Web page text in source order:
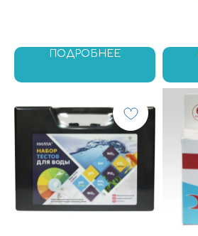
ПОДРОБНЕЕ